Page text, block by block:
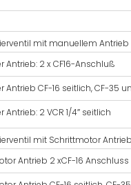
mit manuellem Antrieb
Antrieb: 2 x CF16-Anschluß
Antrieb CF-16 seitlich, CF-35
Antrieb: 2 VCR 1/4″ seitlich
mit Schrittmotor Antrieb
Antrieb 2 xCF-16 Anschluss